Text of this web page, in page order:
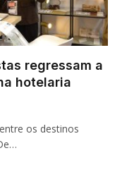
regressam a
hotelaria
os destinos